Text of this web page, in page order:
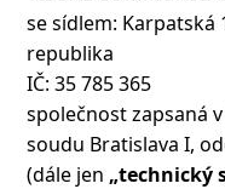
se sídlem: Karpatská
republika
IČ: 35 785 365
společnost zapsaná
soudu Bratislava I,
(dále jen „technický